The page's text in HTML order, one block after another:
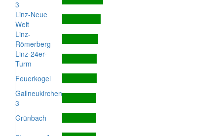
3
Linz-Neue
Welt
Linz-
Römerberg
Linz-24er-
Turm
Feuerkogel
Gallneukirchen
3
Grünbach